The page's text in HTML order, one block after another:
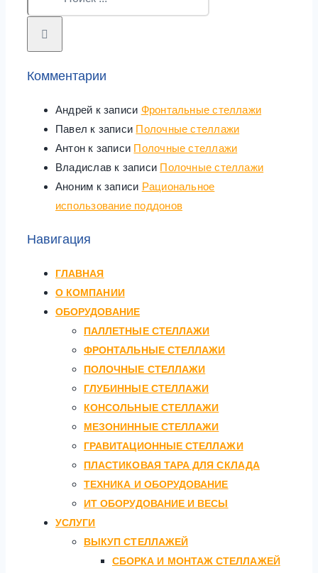
Комментарии
Андрей к записи Фронтальные стеллажи
Павел к записи Полочные стеллажи
Антон к записи Полочные стеллажи
Владислав к записи Полочные стеллажи
Аноним к записи Рациональное
использование поддонов
Навигация
ГЛАВНАЯ
О КОМПАНИИ
ОБОРУДОВАНИЕ
ПАЛЛЕТНЫЕ СТЕЛЛАЖИ
ФРОНТАЛЬНЫЕ СТЕЛЛАЖИ
ПОЛОЧНЫЕ СТЕЛЛАЖИ
ГЛУБИННЫЕ СТЕЛЛАЖИ
КОНСОЛЬНЫЕ СТЕЛЛАЖИ
МЕЗОНИННЫЕ СТЕЛЛАЖИ
ГРАВИТАЦИОННЫЕ СТЕЛЛАЖИ
ПЛАСТИКОВАЯ ТАРА ДЛЯ СКЛАДА
ТЕХНИКА И ОБОРУДОВАНИЕ
ИТ ОБОРУДОВАНИЕ И ВЕСЫ
УСЛУГИ
ВЫКУП СТЕЛЛАЖЕЙ
СБОРКА И МОНТАЖ СТЕЛЛАЖЕЙ